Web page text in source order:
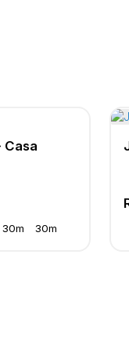
Casa
30m 30m